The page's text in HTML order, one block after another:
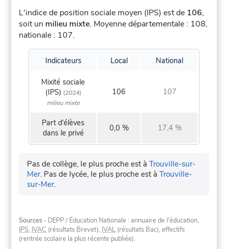
L'indice de position sociale moyen (IPS) est de 106,
soit un milieu mixte. Moyenne départementale : 108,
nationale : 107.
Indicateurs Local National
Mixité sociale
(IPS) (2024)
milieu mixte
106 107
Part d'élèves
dans le privé
0,0 % 17,4 %
Pas de collège, le plus proche est àTrouville-sur-
Mer. Pas de lycée, le plus proche est àTrouville-
sur-Mer.
Sources - DEPP / Éducation Nationale : annuaire de l'éducation,
IPS, IVAC (résultats Brevet), IVAL (résultats Bac), effectifs
(rentrée scolaire la plus récente publiée).